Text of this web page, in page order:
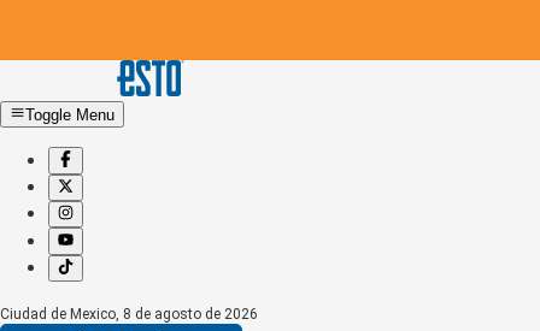
Toggle Menu
Ciudad de Mexico, 8 de agosto de 2026